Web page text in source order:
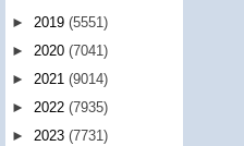
► 2019 (5551)
► 2020 (7041)
► 2021 (9014)
► 2022 (7935)
► 2023 (7731)